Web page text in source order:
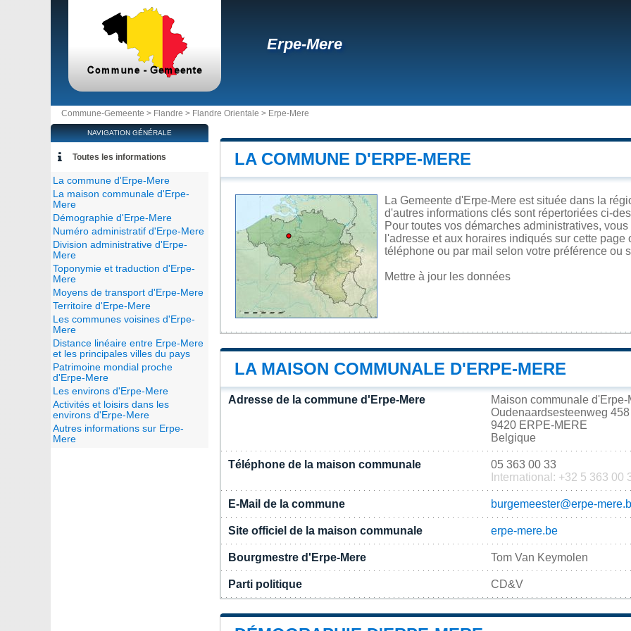
Erpe-Mere
Commune-Gemeente > Flandre > Flandre Orientale > Erpe-Mere
LA COMMUNE D'ERPE-MERE
La Gemeente d'Erpe-Mere est située dans la
d'autres informations clés sont répertoriées ci-
Pour toutes vos démarches administratives,
l'adresse et aux horaires indiqués sur cette
téléphone ou par mail selon votre préférence ou
Mettre à jour les données
LA MAISON COMMUNALE D'ERPE-MERE
Adresse de la commune d'Erpe-Mere
Maison communale d'Erpe-
Oudenaardsesteenweg 458
9420 ERPE-MERE
Belgique
Téléphone de la maison communale
05 363 00 33
International: +32 5 363 00
E-Mail de la commune burgemeester@erpe-
Site officiel de la maison communale erpe-mere.be
Bourgmestre d'Erpe-Mere Tom Van Keymolen
Parti politique CD&V
NAVIGATION GÉNÉRALE
Toutes les informations
La commune d'Erpe-Mere
La maison communale d'Erpe-
Mere
Démographie d'Erpe-Mere
Numéro administratif d'Erpe-Mere
Division administrative d'Erpe-
Mere
Toponymie et traduction d'Erpe-
Mere
Moyens de transport d'Erpe-Mere
Territoire d'Erpe-Mere
Les communes voisines d'Erpe-
Mere
Distance linéaire entre Erpe-Mere
et les principales villes du pays
Patrimoine mondial proche
d'Erpe-Mere
Les environs d'Erpe-Mere
Activités et loisirs dans les
environs d'Erpe-Mere
Autres informations sur Erpe-
Mere